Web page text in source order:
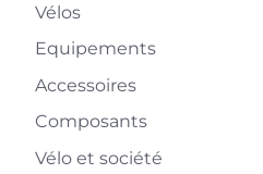
Vélos
Equipements
Accessoires
Composants
Vélo et société